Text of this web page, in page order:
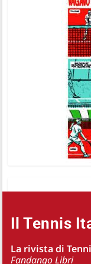
Il Tennis
La rivista di
Fandango Libri